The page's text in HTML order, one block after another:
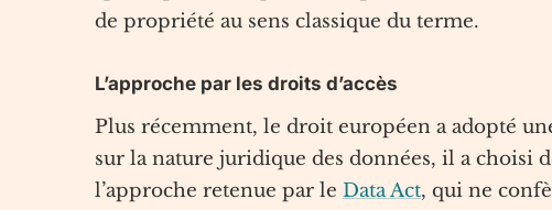
de propriété au sens classique du terme.
L’approche par les droits d’accès
Plus récemment, le droit européen a adopté
sur la nature juridique des données, il a choisi
l’approche retenue par le Data Act, qui ne